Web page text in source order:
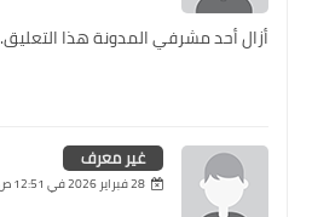
أزال أحد مشرفي المدونة هذا التعليق.
غير معرف
28 فبراير 2026 في 12:51 ص